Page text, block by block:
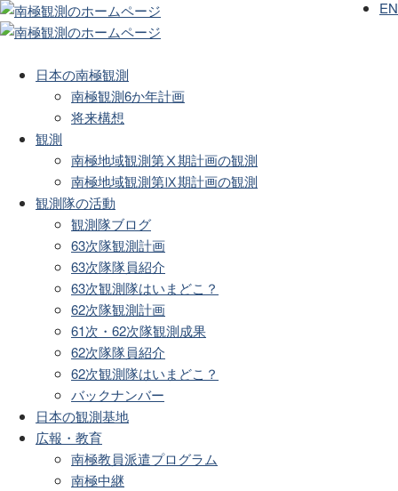
日本の南極観測
南極観測6か年計画
将来構想
観測
南極地域観測第Ⅹ期計画の観測
南極地域観測第Ⅸ期計画の観測
観測隊の活動
観測隊ブログ
63次隊観測計画
63次隊隊員紹介
63次観測隊はいまどこ？
62次隊観測計画
61次・62次隊観測成果
62次隊隊員紹介
62次観測隊はいまどこ？
バックナンバー
日本の観測基地
広報・教育
南極教員派遣プログラム
南極中継
EN